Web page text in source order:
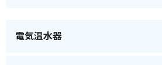
電気温水器